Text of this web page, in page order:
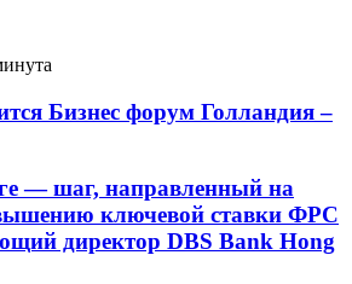
Бизнес форум Голландия –
— шаг, направленный на
ключевой ставки ФРС
директор DBS Bank Hong